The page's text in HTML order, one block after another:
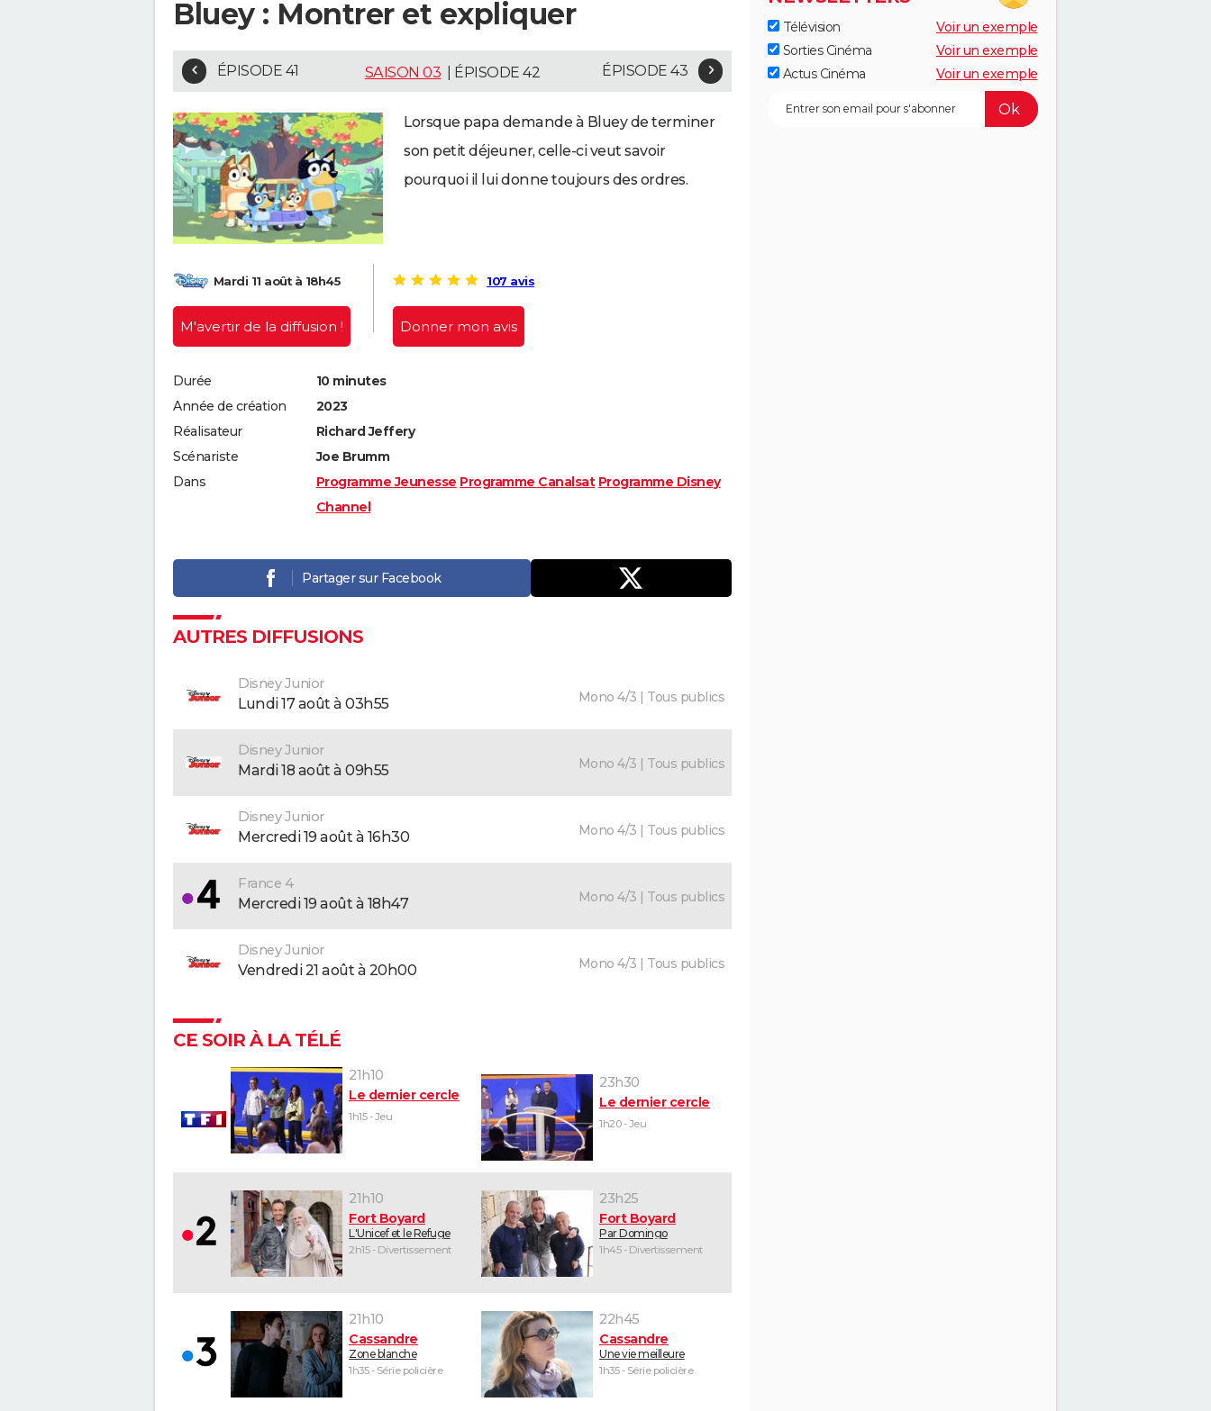
Bluey : Montrer et expliquer
ÉPISODE 41 SAISON 03 | ÉPISODE 42 ÉPISODE 43
Lorsque papa demande à Bluey de terminer
son petit déjeuner, celle-ci veut savoir
pourquoi il lui donne toujours des ordres.
Mardi 11 août à 18h45
M'avertir de la diffusion !
107 avis
Donner mon avis
Durée
10 minutes
Année de création
2023
Réalisateur
Richard Jeffery
Scénariste
Joe Brumm
Dans
Programme Jeunesse Programme Canalsat Programme Disney
Channel
Partager sur Facebook
AUTRES DIFFUSIONS
Disney Junior
lundi 17 août à 03h55 Mono 4/3 | Tous publics
Disney Junior
mardi 18 août à 09h55 Mono 4/3 | Tous publics
Disney Junior
mercredi 19 août à 16h30 Mono 4/3 | Tous publics
France 4
mercredi 19 août à 18h47 Mono 4/3 | Tous publics
Disney Junior
vendredi 21 août à 20h00 Mono 4/3 | Tous publics
CE SOIR À LA TÉLÉ
21h10
Le dernier cercle
1h15 - Jeu
23h30
Le dernier cercle
1h20 - Jeu
21h10
Fort Boyard
L'Unicef et le Refuge
2h15 - Divertissement
23h25
Fort Boyard
Par Domingo
1h45 - Divertissement
21h10
Cassandre
Zone blanche
1h35 - Série policière
22h45
Cassandre
Une vie meilleure
1h35 - Série policière
Télévision
Voir un exemple
Sorties Cinéma
Voir un exemple
Actus Cinéma
Voir un exemple